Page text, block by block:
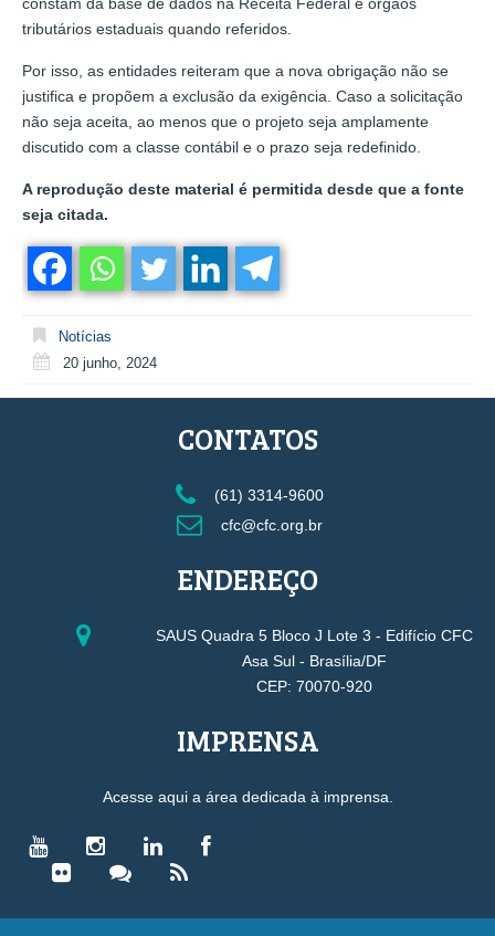
tributários estaduais quando referidos.
Por isso, as entidades reiteram que a nova obrigação não se
justifica e propõem a exclusão da exigência. Caso a solicitação
não seja aceita, ao menos que o projeto seja amplamente
discutido com a classe contábil e o prazo seja redefinido.
A reprodução deste material é permitida desde que a fonte
seja citada.
Notícias
20 junho, 2024
CONTATOS
(61) 3314-9600
cfc@cfc.org.br
ENDEREÇO
SAUS Quadra 5 Bloco J Lote 3 - Edifício CFC
Asa Sul - Brasília/DF
CEP: 70070-920
IMPRENSA
Acesse aqui a área dedicada à imprensa.